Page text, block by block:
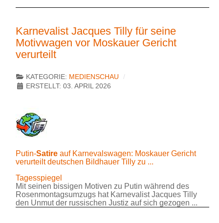
Karnevalist Jacques Tilly für seine
Motivwagen vor Moskauer Gericht
verurteilt
KATEGORIE: MEDIENSCHAU
ERSTELLT: 03. APRIL 2026
Putin-Satire auf Karnevalswagen: Moskauer Gericht
verurteilt deutschen Bildhauer Tilly zu ...
Tagesspiegel
Mit seinen bissigen Motiven zu Putin während des
Rosenmontagsumzugs hat Karnevalist Jacques Tilly
den Unmut der russischen Justiz auf sich gezogen ...